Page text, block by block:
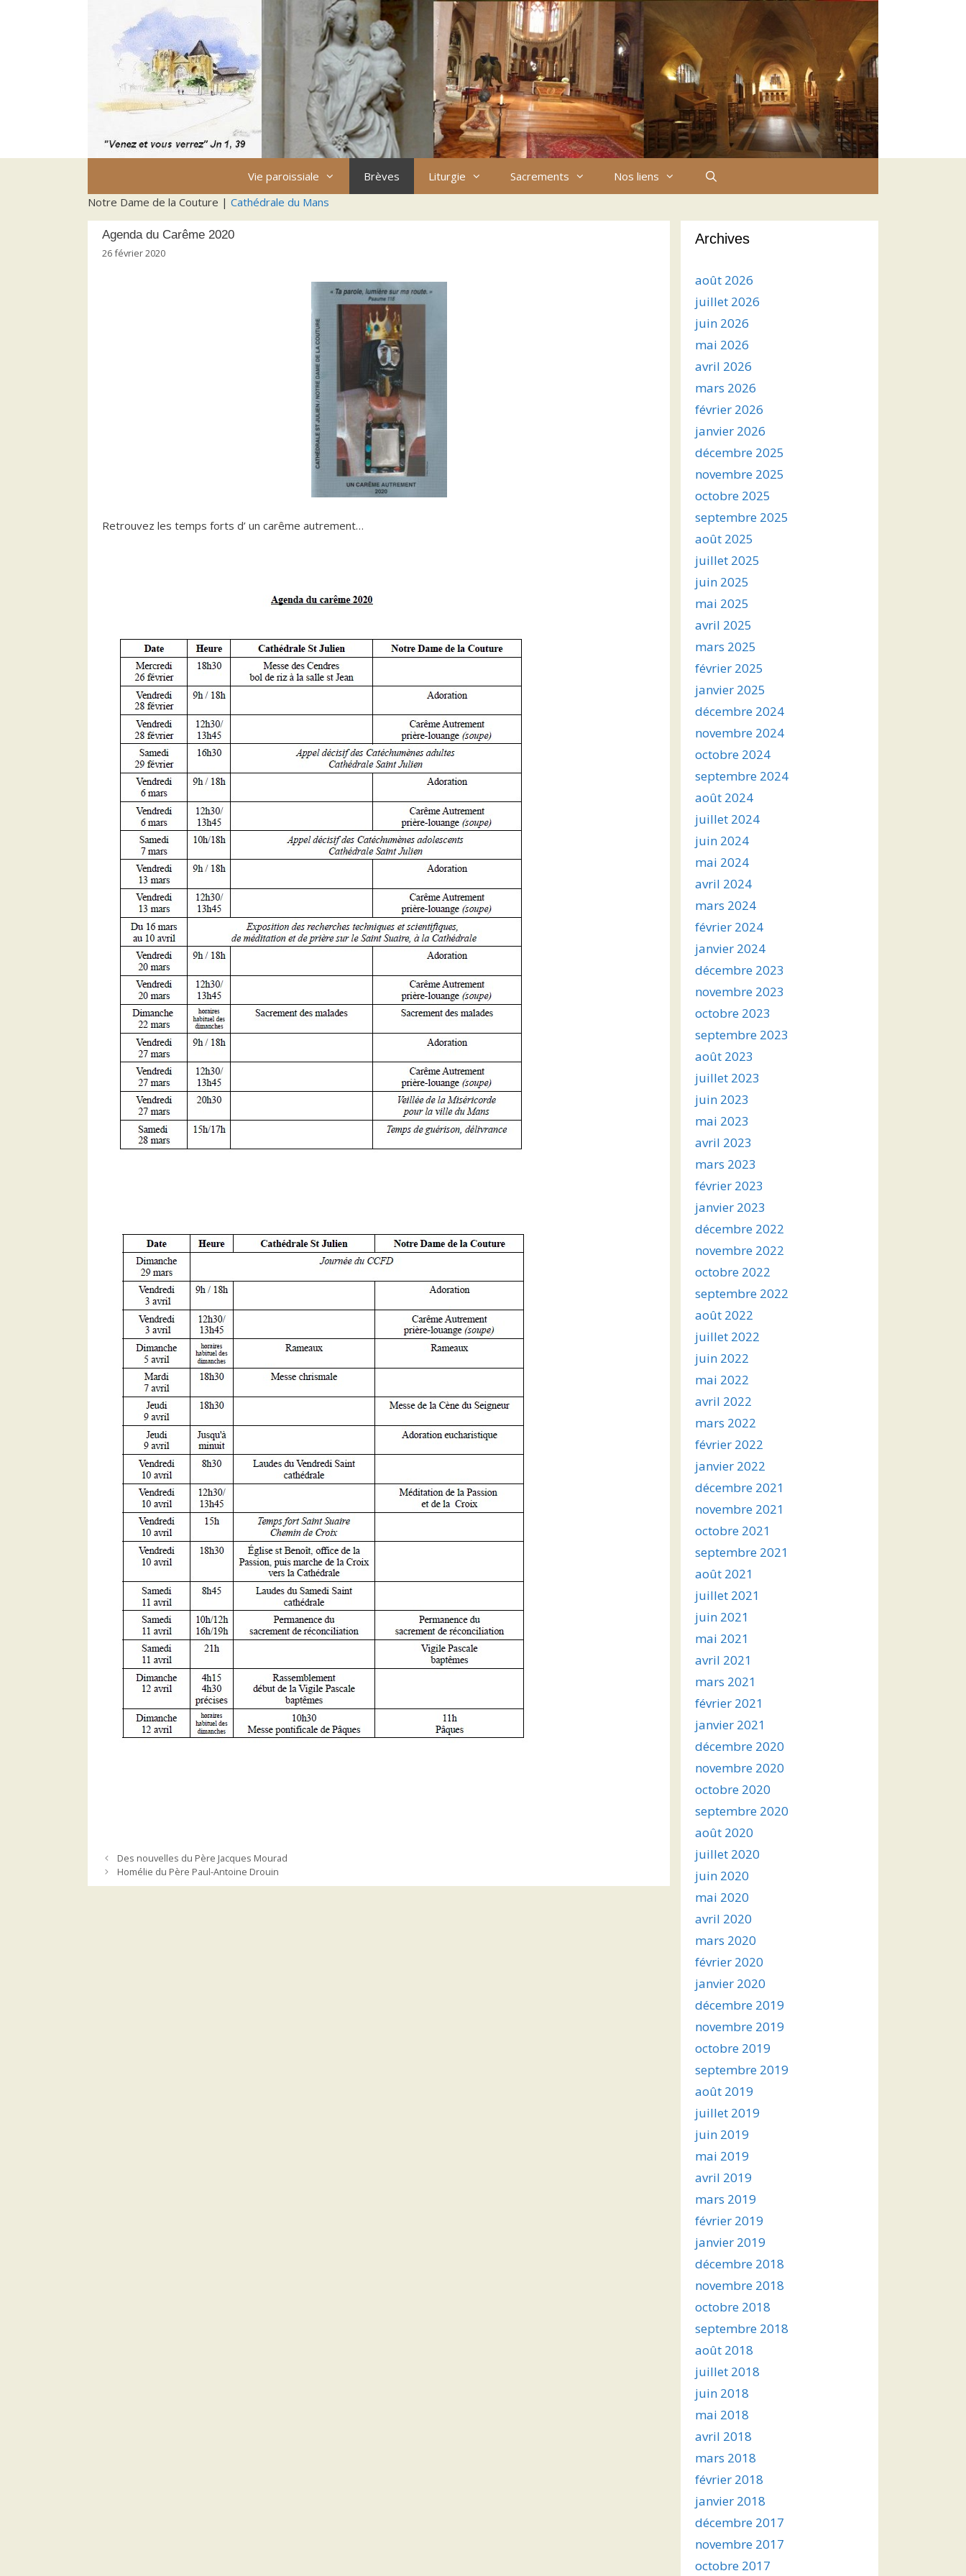
Vie paroissiale Brèves Liturgie Sacrements
Nos liens
Notre Dame de la Couture | Cathédrale du Mans
Agenda du Carême 2020
26 février 2020
Retrouvez les temps forts d’ un carême autrement…
Des nouvelles du Père Jacques Mourad
Homélie du Père Paul-Antoine Drouin
Archives
août 2026
juillet 2026
juin 2026
mai 2026
avril 2026
mars 2026
février 2026
janvier 2026
décembre 2025
novembre 2025
octobre 2025
septembre 2025
août 2025
juillet 2025
juin 2025
mai 2025
avril 2025
mars 2025
février 2025
janvier 2025
décembre 2024
novembre 2024
octobre 2024
septembre 2024
août 2024
juillet 2024
juin 2024
mai 2024
avril 2024
mars 2024
février 2024
janvier 2024
décembre 2023
novembre 2023
octobre 2023
septembre 2023
août 2023
juillet 2023
juin 2023
mai 2023
avril 2023
mars 2023
février 2023
janvier 2023
décembre 2022
novembre 2022
octobre 2022
septembre 2022
août 2022
juillet 2022
juin 2022
mai 2022
avril 2022
mars 2022
février 2022
janvier 2022
décembre 2021
novembre 2021
octobre 2021
septembre 2021
août 2021
juillet 2021
juin 2021
mai 2021
avril 2021
mars 2021
février 2021
janvier 2021
décembre 2020
novembre 2020
octobre 2020
septembre 2020
août 2020
juillet 2020
juin 2020
mai 2020
avril 2020
mars 2020
février 2020
janvier 2020
décembre 2019
novembre 2019
octobre 2019
septembre 2019
août 2019
juillet 2019
juin 2019
mai 2019
avril 2019
mars 2019
février 2019
janvier 2019
décembre 2018
novembre 2018
octobre 2018
septembre 2018
août 2018
juillet 2018
juin 2018
mai 2018
avril 2018
mars 2018
février 2018
janvier 2018
décembre 2017
novembre 2017
octobre 2017